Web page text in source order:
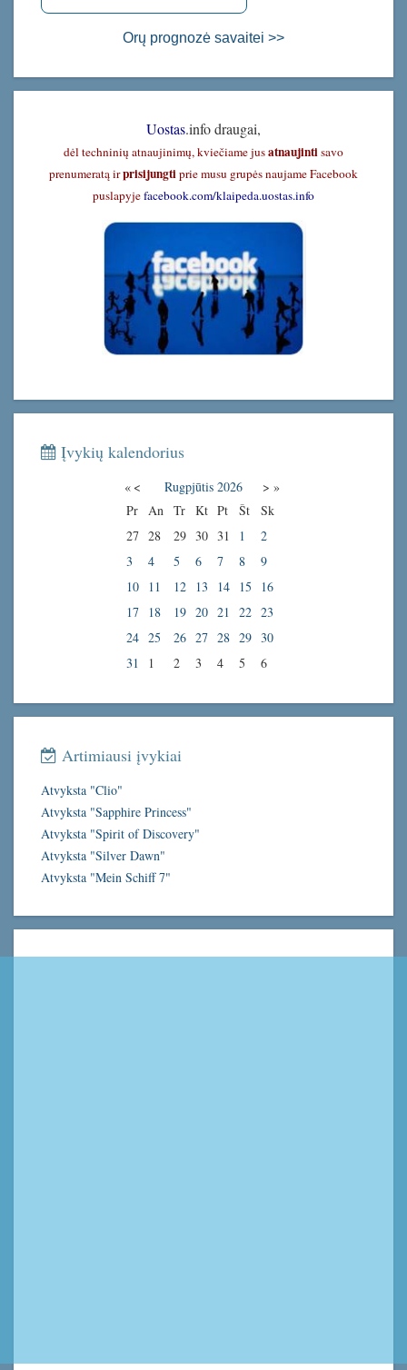
Orų prognozė savaitei >>
Uostas.info draugai,
dėl techninių atnaujinimų, kviečiame jusatnaujintisavo
prenumeratą irprisijungtiprie musu grupės naujame Facebook
puslapyjefacebook.com/klaipeda.uostas.info
Įvykių kalendorius
« < Rugpjūtis 2026 > »
Pr
An Tr Kt Pt Št
Sk
27 28 29 30 31 1
2
3
4 5 6 7 8
9
10
11 12 13 14 15
16
17
18 19 20 21 22 23
24 25 26 27 28 29
30
31
1 2 3 4 5 6
Artimiausi įvykiai
Atvyksta "Clio"
Atvyksta "Sapphire Princess"
Atvyksta "Spirit of Discovery"
Atvyksta "Silver Dawn"
Atvyksta "Mein Schiff 7"